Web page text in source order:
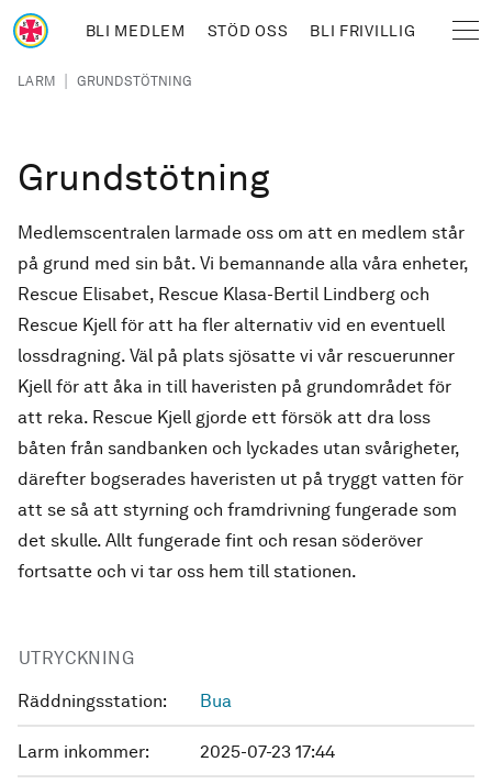
Hoppa till huvudinnehåll
BLI MEDLEM STÖD OSS BLI FRIVILLIG
Länkstig
LARM | GRUNDSTÖTNING
Grundstötning
Medlemscentralen larmade oss om att en medlem står
på grund med sin båt. Vi bemannande alla våra enheter,
Rescue Elisabet, Rescue Klasa-Bertil Lindberg och
Rescue Kjell för att ha fler alternativ vid en eventuell
lossdragning. Väl på plats sjösatte vi vår rescuerunner
Kjell för att åka in till haveristen på grundområdet för
att reka. Rescue Kjell gjorde ett försök att dra loss
båten från sandbanken och lyckades utan svårigheter,
därefter bogserades haveristen ut på tryggt vatten för
att se så att styrning och framdrivning fungerade som
det skulle. Allt fungerade fint och resan söderöver
fortsatte och vi tar oss hem till stationen.
UTRYCKNING
Räddningsstation: Bua
Larm inkommer: 2025-07-23 17:44